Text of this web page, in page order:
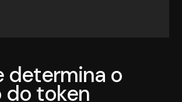
determina o
do token